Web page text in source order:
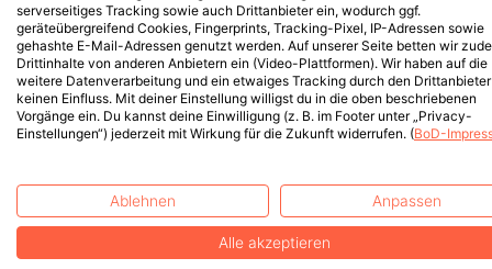
serverseitiges Tracking sowie auch Drittanbieter ein, wodurch ggf.
geräteübergreifend Cookies, Fingerprints, Tracking-Pixel, IP-Adressen sowie
gehashte E-Mail-Adressen genutzt werden. Auf unserer Seite betten wir
Drittinhalte von anderen Anbietern ein (Video-Plattformen). Wir haben auf die
weitere Datenverarbeitung und ein etwaiges Tracking durch den Drittanbieter
keinen Einfluss. Mit deiner Einstellung willigst du in die oben beschriebenen
Vorgänge ein. Du kannst deine Einwilligung (z. B. im Footer unter „Privacy-
Einstellungen“) jederzeit mit Wirkung für die Zukunft widerrufen. (BoD-
Ablehnen Anpassen
Alle akzeptieren